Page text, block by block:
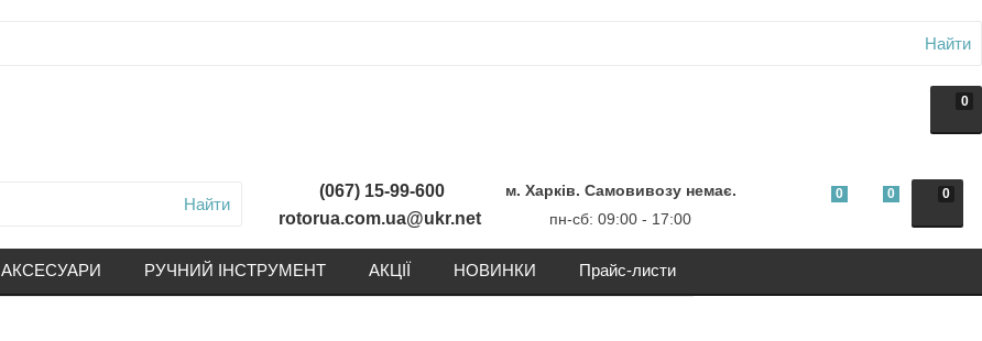
Найти
0
Найти
(067) 15-99-600
rotorua.com.ua@ukr.net
м. Харків. Самовивозу немає.
пн-сб: 09:00 - 17:00
0
0 0
АКСЕСУАРИ РУЧНИЙ ІНСТРУМЕНТ АКЦІЇ НОВИНКИ Прайс-листи